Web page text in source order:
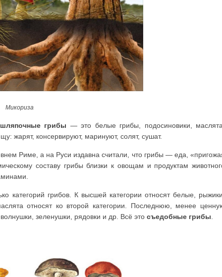
Микориза
шляпочные грибы — это белые грибы, подосиновики, маслята,
жарят, консервируют, маринуют, солят, сушат.
Риме, а на Руси издавна считали, что грибы — еда,
составу грибы близки к овощам и продуктам
категорий грибов. К высшей категории относят белые, рыжики,
относят ко второй категории. Последнюю, менее
зеленушки, рядовки и др. Всё это съедобные грибы